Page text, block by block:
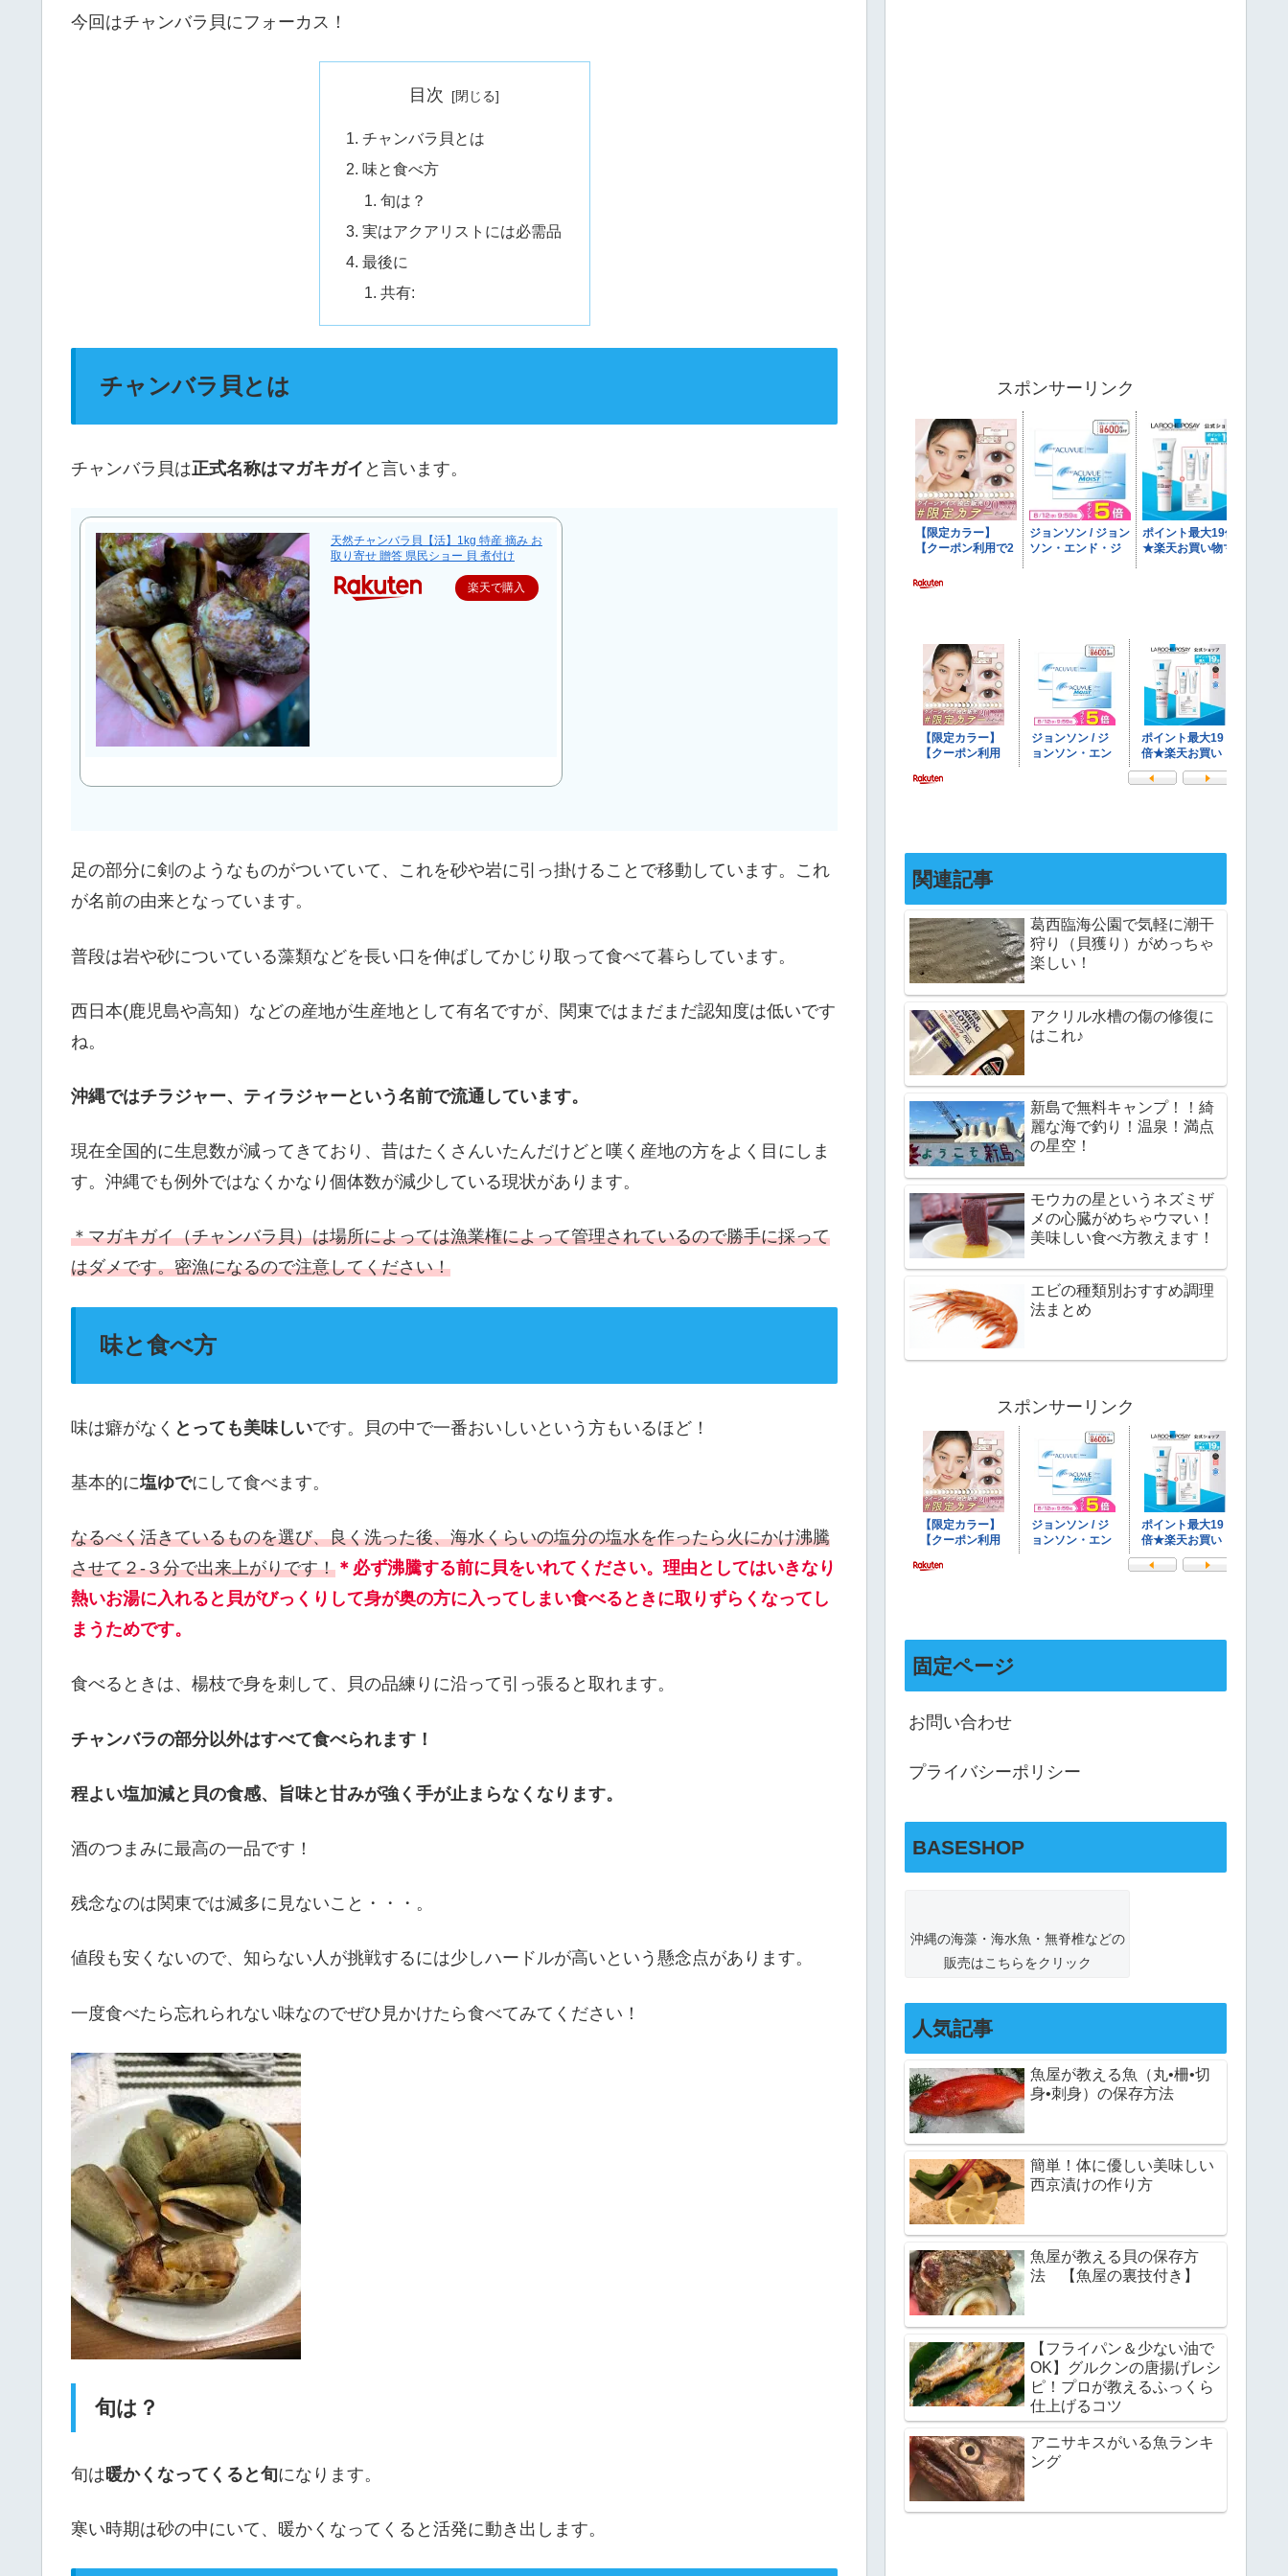
今回はチャンバラ貝にフォーカス！
目次
チャンバラ貝とは
味と食べ方
旬は？
実はアクアリストには必需品
最後に
共有:
チャンバラ貝とは
チャンバラ貝は正式名称はマガキガイ と言います。
天然チャンバラ貝【活】1kg 特産 摘み お
取り寄せ 贈答 県民ショー 貝 煮付け
楽天で購入
足の部分に剣のようなものがついていて、これを砂や岩に引っ掛けることで移動しています。これ
が名前の由来となっています。
普段は岩や砂についている藻類などを長い口を伸ばしてかじり取って食べて暮らしています。
西日本(鹿児島や高知）などの産地が生産地として有名ですが、関東ではまだまだ認知度は低いです
ね。
沖縄ではチラジャー、ティラジャーという名前で流通しています。
現在全国的に生息数が減ってきており、昔はたくさんいたんだけどと嘆く産地の方をよく目にしま
す。沖縄でも例外ではなくかなり個体数が減少している現状があります。
＊マガキガイ（チャンバラ貝）は場所によっては漁業権によって管理されているので勝手に採って
はダメです。密漁になるので注意してください！
味と食べ方
味は癖がなく とっても美味しいです。貝の中で一番おいしいという方もいるほど！
基本的に塩ゆでにして食べます。
なるべく活きているものを選び、良く洗った後、海水くらいの塩分の塩水を作ったら火にかけ沸騰
させて２-３分で出来上がりです！ ＊必ず沸騰する前に貝をいれてください。理由としてはいきなり
熱いお湯に入れると貝がびっくりして身が奥の方に入ってしまい食べるときに取りずらくなってし
まうためです。
食べるときは、楊枝で身を刺して、貝の品練りに沿って引っ張ると取れます。
チャンバラの部分以外はすべて食べられます！
程よい塩加減と貝の食感、旨味と甘みが強く手が止まらなくなります。
酒のつまみに最高の一品です！
残念なのは関東では滅多に見ないこと・・・。
値段も安くないので、知らない人が挑戦するには少しハードルが高いという懸念点があります。
一度食べたら忘れられない味なのでぜひ見かけたら食べてみてください！
旬は？
旬は暖かくなってくると旬になります。
寒い時期は砂の中にいて、暖かくなってくると活発に動き出します。
スポンサーリンク
関連記事
葛西臨海公園で気軽に潮干
狩り（貝獲り）がめっちゃ
楽しい！
アクリル水槽の傷の修復に
はこれ♪
新島で無料キャンプ！！綺
麗な海で釣り！温泉！満点
の星空！
モウカの星というネズミザ
メの心臓がめちゃウマい！
美味しい食べ方教えます！
エビの種類別おすすめ調理
法まとめ
スポンサーリンク
固定ページ
お問い合わせ
プライバシーポリシー
BASESHOP
沖縄の海藻・海水魚・無脊椎などの
販売はこちらをクリック
人気記事
魚屋が教える魚（丸•柵•切
身•刺身）の保存方法
簡単！体に優しい美味しい
西京漬けの作り方
魚屋が教える貝の保存方
法 【魚屋の裏技付き】
【フライパン＆少ない油で
OK】グルクンの唐揚げレシ
ピ！プロが教えるふっくら
仕上げるコツ
アニサキスがいる魚ランキ
ング